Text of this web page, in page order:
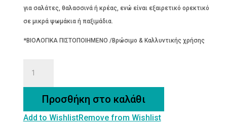
για σαλάτες, θαλασσινά ή κρέας, ενώ είναι εξαιρετικό ορεκτικό
σε μικρά ψωμάκια ή παξιμάδια.
*ΒΙΟΛΟΓΙΚΑ ΠΙΣΤΟΠΟΙΗΜΕΝΟ /Βρώσιμο & Καλλυντικής χρήσης
Προσθήκη στο καλάθι
Add to WishlistRemove from Wishlist